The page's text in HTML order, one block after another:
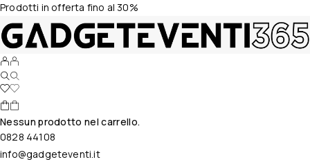
Prodotti in offerta fino al 30%
Nessun prodotto nel carrello.
0828 44108
info@gadgeteventi.it